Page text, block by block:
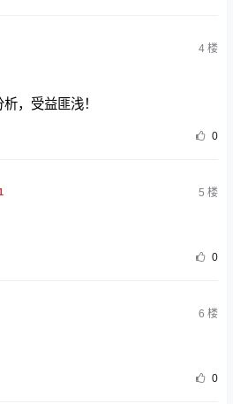
4楼
，受益匪浅！
0
5 楼
0
6 楼
0